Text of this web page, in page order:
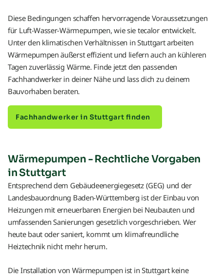
Diese Bedingungen schaffen hervorragende Voraussetzungen
für Luft-Wasser-Wärmepumpen, wie sie tecalor entwickelt.
Unter den klimatischen Verhältnissen in Stuttgart arbeiten
Wärmepumpen äußerst effizient und liefern auch an kühleren
Tagen zuverlässig Wärme. Finde jetzt den passenden
Fachhandwerker in deiner Nähe und lass dich zu deinem
Bauvorhaben beraten.
Fachhandwerker in Stuttgart finden
Wärmepumpen - Rechtliche Vorgaben
in Stuttgart
Entsprechend dem Gebäudeenergiegesetz (GEG) und der
Landesbauordnung Baden-Württemberg ist der Einbau von
Heizungen mit erneuerbaren Energien bei Neubauten und
umfassenden Sanierungen gesetzlich vorgeschrieben. Wer
heute baut oder saniert, kommt um klimafreundliche
Heiztechnik nicht mehr herum.
Die Installation von Wärmepumpen ist in Stuttgart keine